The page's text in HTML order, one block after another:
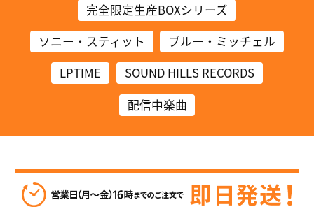
完全限定生産BOXシリーズ
ソニー・スティット
ブルー・ミッチェル
LPTIME
SOUND HILLS RECORDS
配信中楽曲